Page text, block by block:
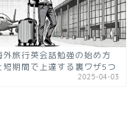
外旅行英会話勉強の始め方
短期間で上達する裏ワザ5つ
2025-04-03